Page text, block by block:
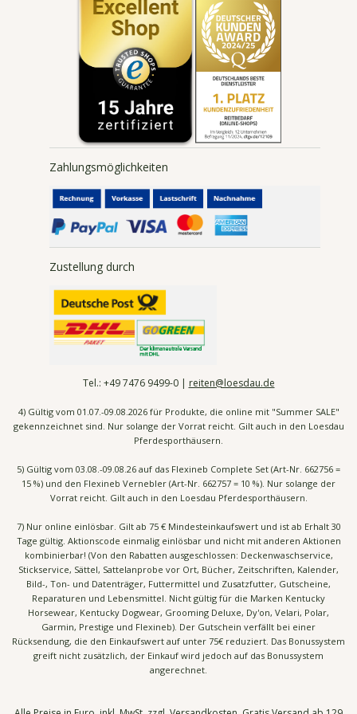
Zahlungsmöglichkeiten
Zustellung durch
Tel.: +49 74769499-0 | reiten@loesdau.de
4) Gültig vom 01.07.-09.08.2026 für Produkte, die online mit "Summer SALE"
gekennzeichnet sind. Nur solange der Vorrat reicht. Gilt auch in den Loesdau
Pferdesporthäusern.
5) Gültig vom 03.08.-09.08.26 auf das Flexineb Complete Set (Art-Nr. 662756 =
15 %) und den Flexineb Vernebler (Art-Nr. 662757 = 10 %). Nur solange der
Vorrat reicht. Gilt auch in den Loesdau Pferdesporthäusern.
7) Nur online einlösbar. Gilt ab 75 € Mindesteinkaufswert und ist ab Erhalt 30
Tage gültig. Aktionscode einmalig einlösbar und nicht mit anderen Aktionen
kombinierbar! (Von den Rabatten ausgeschlossen: Deckenwaschservice,
Stickservice, Sättel, Sattelanprobe vor Ort, Bücher, Zeitschriften, Kalender,
Bild-, Ton- und Datenträger, Futtermittel und Zusatzfutter, Gutscheine,
Reparaturen und Lebensmittel. Nicht gültig für die Marken Kentucky
Horsewear, Kentucky Dogwear, Grooming Deluxe, Dy'on, Velari, Polar,
Garmin, Prestige und Flexineb). Der Gutschein verfällt bei einer
Rücksendung, die den Einkaufswert auf unter 75€ reduziert. Das Bonussystem
greift nicht zusätzlich, der Einkauf wird jedoch auf das Bonussystem
angerechnet.